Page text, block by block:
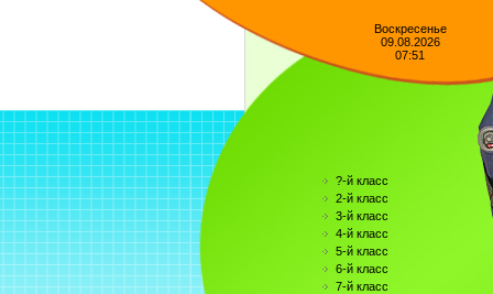
Воскресенье
09.08.2026
07:51
?-й класс
2-й класс
3-й класс
4-й класс
5-й класс
6-й класс
7-й класс